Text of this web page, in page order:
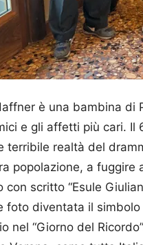
è una bambina di
e gli affetti più cari. Il
terribile realtà del
popolazione, a
con scritto “Esule
foto diventata il
nel “Giorno del